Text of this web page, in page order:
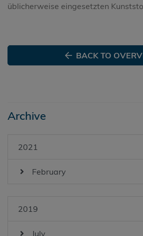
üblicherweise eingesetzten
BACK TO
Archive
2021
February
2019
July